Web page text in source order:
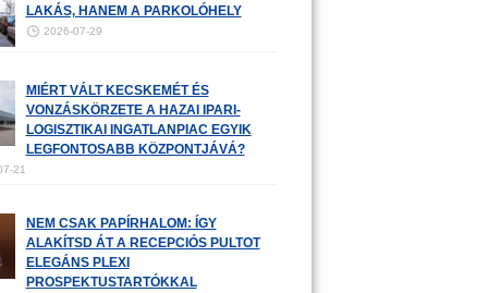
LAKÁS, HANEM A PARKOLÓHELY
2026-07-29
MIÉRT VÁLT KECSKEMÉT ÉS
VONZÁSKÖRZETE A HAZAI IPARI-
LOGISZTIKAI INGATLANPIAC EGYIK
LEGFONTOSABB KÖZPONTJÁVÁ?
21
NEM CSAK PAPÍRHALOM: ÍGY
ALAKÍTSD ÁT A RECEPCIÓS PULTOT
ELEGÁNS PLEXI
PROSPEKTUSTARTÓKKAL